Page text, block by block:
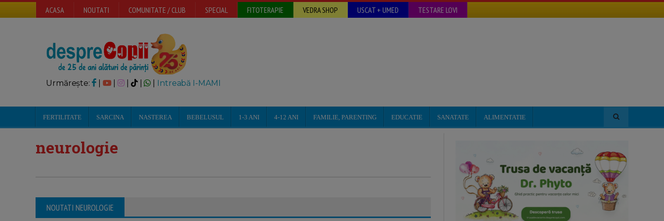
ACASA NOUTATI COMUNITATE / CLUB SPECIAL FITOTERAPIE VEDRA SHOP USCAT + UMED TESTARE LOVI
Urmărește: | | Intreabă I-MAMI
FERTILITATE SARCINA NASTEREA BEBELUSUL 1-3 ANI 4-12 ANI FAMILIE, PARENTING EDUCATIE SANATATE ALIMENTATIE
neurologie
NOUTATI NEUROLOGIE